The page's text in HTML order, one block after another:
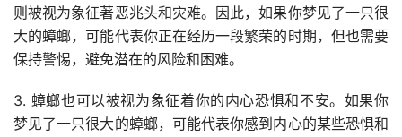
则被视为象征著恶兆头和灾难。因此，如果你梦见了一只很
大的蟑螂，可能代表你正在经历一段繁荣的时期，但也需要
保持警惕，避免潜在的风险和困难。
3. 蟑螂也可以被视为象征着你的内心恐惧和不安。如果你
梦见了一只很大的蟑螂，可能代表你感到内心的某些恐惧和